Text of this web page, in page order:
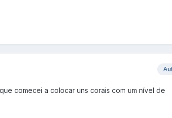
comecei a colocar uns corais com um nível de